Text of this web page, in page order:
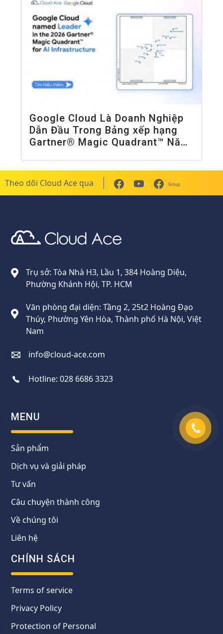
Google Cloud Là Doanh Nghiệp
Dẫn Đầu Trong Bảng xếp hạng
Gartner® Magic Quadrant™ Năm
Theo dõi Cloud Ace qua Group
Trụ sở: Tòa Nhà H3, Lầu 1, 384 Hoàng Diệu,
Phường Khánh Hội, TP. HCM
Văn phòng đại diện: Tầng 2, 25t2 Hoàng Đạo
Thúy, Phường Yên Hòa, Thành phố Hà Nội, Việt
Nam
info@cloud-ace.com
Hotline:028 6686 3323
MENU
Sản phẩm
Dịch vụ và giải pháp
Tư vấn
Câu chuyện thành công
Về chúng tôi
Liên hệ
CHÍNH SÁCH
Terms of service
Privacy Policy
Protection of Personal